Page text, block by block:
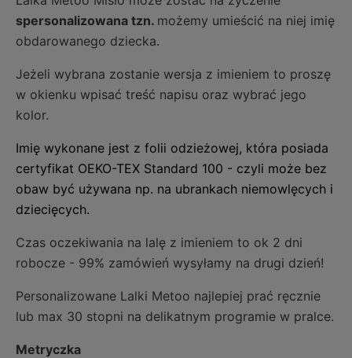
spersonalizowana tzn. możemy umieścić na niej imię
obdarowanego dziecka.
Jeżeli wybrana zostanie wersja z imieniem to proszę
w okienku wpisać treść napisu oraz wybrać jego
kolor.
Imię wykonane jest z folii odzieżowej, która posiada
certyfikat OEKO-TEX Standard 100 - czyli może bez
obaw być używana np. na ubrankach niemowlęcych i
dziecięcych.
Czas oczekiwania na lalę z imieniem to ok 2 dni
robocze - 99% zamówień wysyłamy na drugi dzień!
Personalizowane Lalki Metoo najlepiej prać ręcznie
lub max 30 stopni na delikatnym programie w pralce.
Metryczka